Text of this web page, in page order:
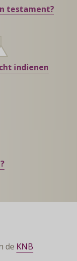
testament?
indienen
de KNB